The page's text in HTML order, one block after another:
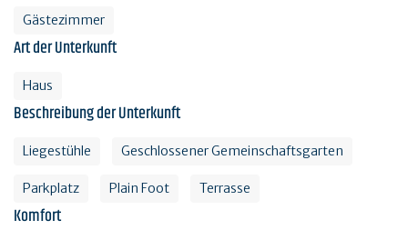
Gästezimmer
Art der Unterkunft
Haus
Beschreibung der Unterkunft
Liegestühle Geschlossener Gemeinschaftsgarten
Parkplatz Plain Foot Terrasse
Komfort